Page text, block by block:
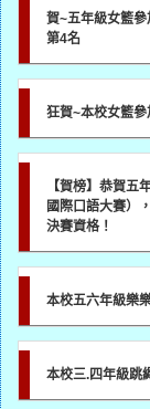
賀~五年級女籃
第4名
狂賀~本校女籃
【賀榜】恭賀五
國際口語大賽）
決賽資格！
本校五六年級樂
本校三.四年級跳